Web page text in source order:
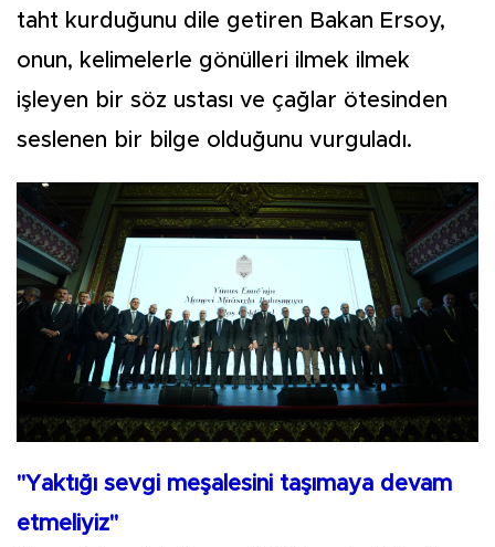
taht kurduğunu dile getiren Bakan Ersoy,
onun, kelimelerle gönülleri ilmek ilmek
işleyen bir söz ustası ve çağlar ötesinden
seslenen bir bilge olduğunu vurguladı.
"Yaktığı sevgi meşalesini taşımaya devam
etmeliyiz"